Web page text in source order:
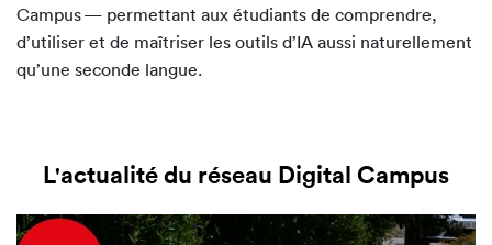
Campus — permettant aux étudiants de comprendre,
d’utiliser et de maîtriser les outils d’IA aussi naturellement
qu’une seconde langue.
L'actualité du réseau Digital Campus